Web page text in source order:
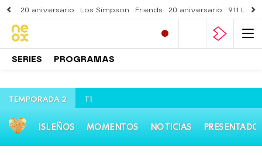
20 aniversario Los Simpson Friends 20 aniversario 911
SERIES PROGRAMAS
TEMPORADA 2 T1
ISLEÑOS MOMENTOS NOTICIAS